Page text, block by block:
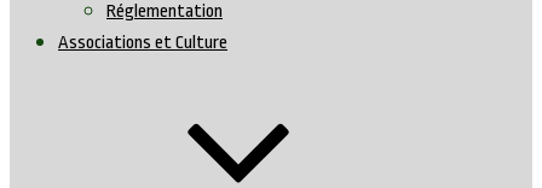
Réglementation
Associations et Culture